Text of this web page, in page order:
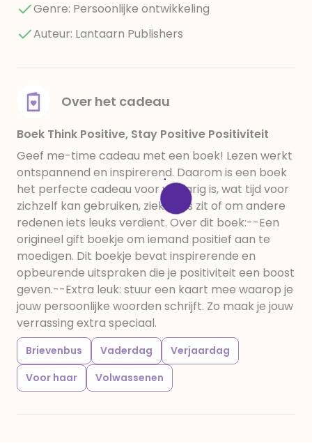
Genre: Persoonlijke ontwikkeling
Auteur: Lantaarn Publishers
Over het cadeau
Boek Think Positive, Stay Positive Positiviteit
Geef me-time cadeau met een boek! Lezen werkt
ontspannend en inspirerend. Daarom is een boek
het perfecte cadeau voor wie jarig is, wat tijd voor
zichzelf kan gebruiken, ziek thuis zit of om andere
redenen iets leuks verdient. Over dit boek:--Een
origineel gift boekje om iemand positief aan te
moedigen. Dit boekje bevat inspirerende en
opbeurende uitspraken die je positiviteit een boost
geven.--Extra leuk: stuur een kaart mee waarop je
jouw persoonlijke woorden schrijft. Zo maak je jouw
verrassing extra speciaal.
Brievenbus Vaderdag
Verjaardag
Voor haar
Volwassenen